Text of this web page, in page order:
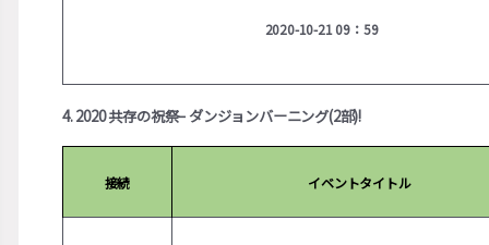
2020-10-21 09：59
4. 2020 共存の祝祭– ダンジョンバーニング(2部)!
接続 イベントタイトル